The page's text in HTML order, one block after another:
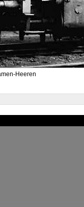
Heeren